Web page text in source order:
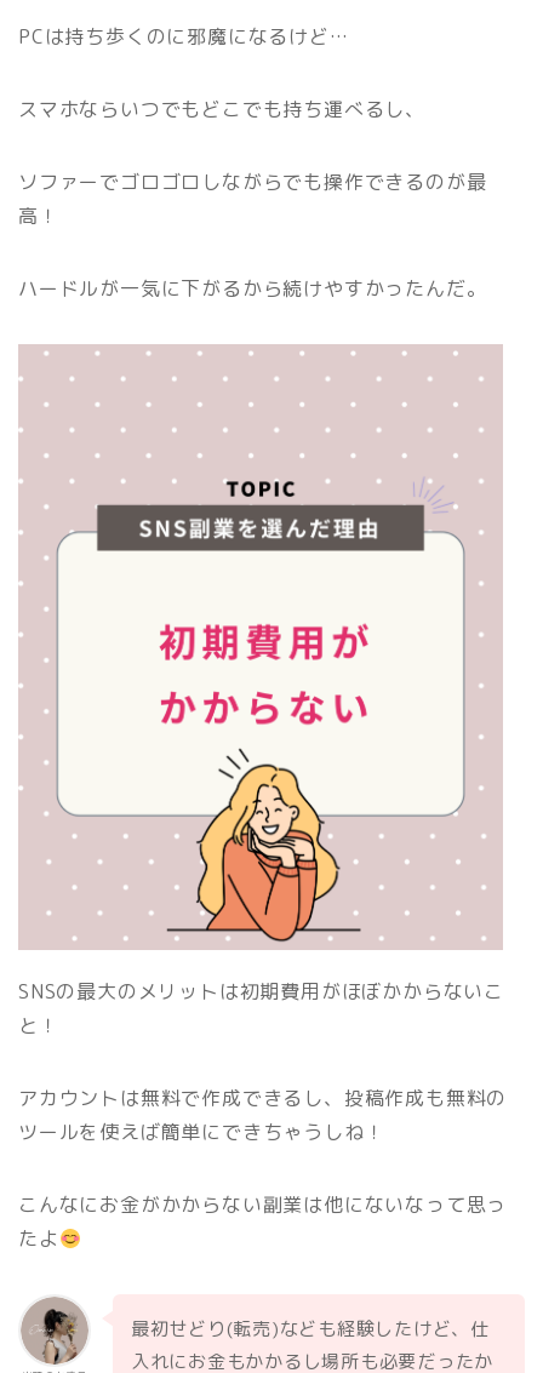
PCは持ち歩くのに邪魔になるけど…
スマホならいつでもどこでも持ち運べるし、
ソファーでゴロゴロしながらでも操作できるのが最
高！
ハードルが一気に下がるから続けやすかったんだ。
SNSの最大のメリットは初期費用がほぼかからないこ
と！
アカウントは無料で作成できるし、投稿作成も無料の
ツールを使えば簡単にできちゃうしね！
こんなにお金がかからない副業は他にないなって思っ
たよ
最初せどり(転売)なども経験したけど、仕
入れにお金もかかるし場所も必要だったか